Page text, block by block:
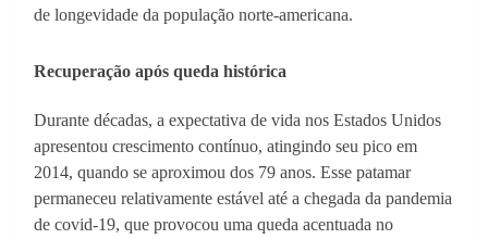
de longevidade da população norte-americana.
Recuperação após queda histórica
Durante décadas, a expectativa de vida nos Estados Unidos
apresentou crescimento contínuo, atingindo seu pico em
2014, quando se aproximou dos 79 anos. Esse patamar
permaneceu relativamente estável até a chegada da pandemia
de covid-19, que provocou uma queda acentuada no